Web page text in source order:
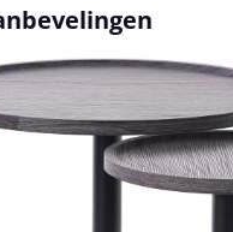
overslaan